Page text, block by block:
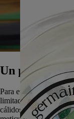
Un pinar
Para evocar el bosque
limitada, Mathilde
cálidos y grises de